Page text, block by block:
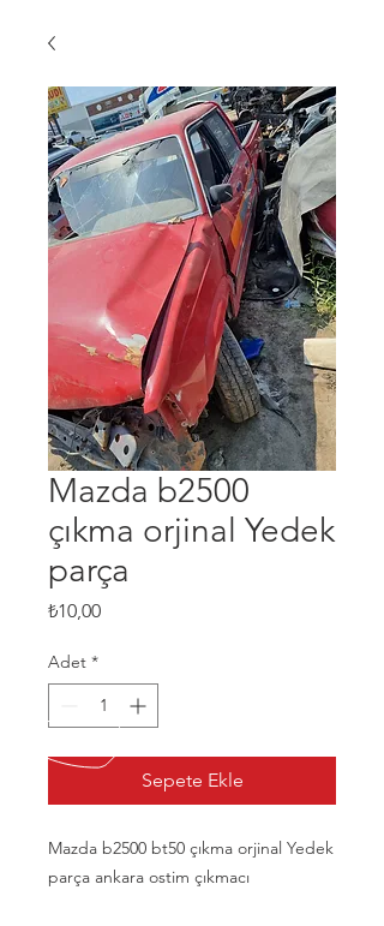
Mazda b2500
çıkma orjinal Yedek
parça
₺10,00Fiyat
Adet *
Sepete Ekle
Mazda b2500 bt50 çıkma orjinal Yedek
parça ankara ostim çıkmacı